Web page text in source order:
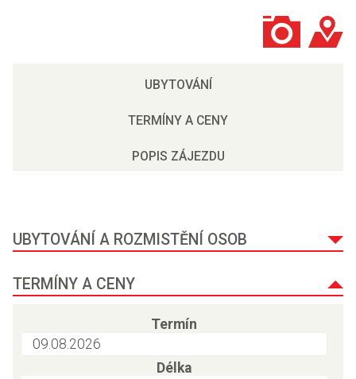
UBYTOVÁNÍ
TERMÍNY A CENY
POPIS ZÁJEZDU
UBYTOVÁNÍ A ROZMISTĚNÍ OSOB
TERMÍNY A CENY
Termín
Délka